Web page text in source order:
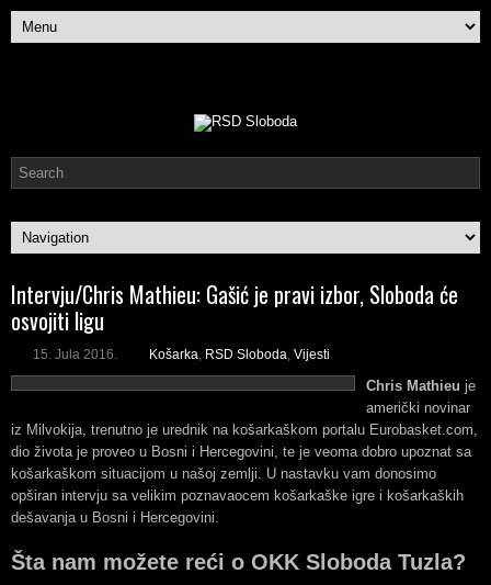
Intervju/Chris Mathieu: Gašić je pravi izbor, Sloboda će
osvojiti ligu
15. Jula 2016. Košarka, RSD Sloboda, Vijesti
Chris Mathieu je
američki novinar
iz Milvokija, trenutno je urednik na košarkaškom portalu Eurobasket.com,
dio života je proveo u Bosni i Hercegovini, te je veoma dobro upoznat sa
košarkaškom situacijom u našoj zemlji. U nastavku vam donosimo
opširan intervju sa velikim poznavaocem košarkaške igre i košarkaških
dešavanja u Bosni i Hercegovini.
Šta nam možete reći o OKK Sloboda Tuzla?